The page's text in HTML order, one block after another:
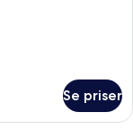
Se priser